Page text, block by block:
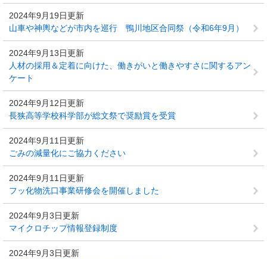
2024年9月19日更新
山車や神輿などが市内を巡行 鴨川地区合同祭（令和6年9月）
2024年9月13日更新
人材の採用＆定着に向けた、働きがいと働きやすさに関するアン
ケート
2024年9月12日更新
長狭高等学校科学部が総文祭で奨励賞を受賞
2024年9月11日更新
ごみの減量化にご協力ください
2024年9月11日更新
フッ化物洗口事業研修会を開催しました
2024年9月3日更新
マイクロチップ情報登録制度
2024年9月3日更新